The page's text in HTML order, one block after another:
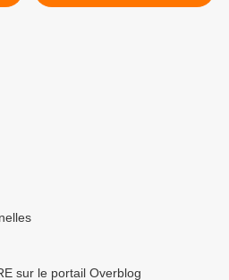
sur le portail Overblog